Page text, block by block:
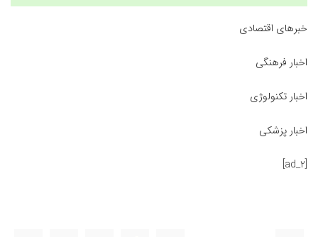
خبرهای اقتصادی
اخبار فرهنگی
اخبار تکنولوژی
اخبار پزشکی
[ad_2]